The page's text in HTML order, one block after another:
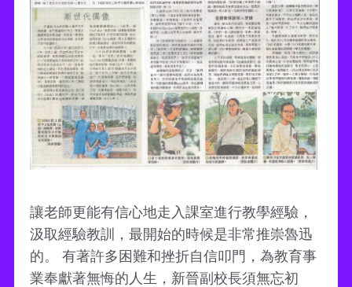
讓老師更能有信心地走入課室進行教學經驗，
汲取經驗教訓，最開始的時候是非常推崇魯迅
的。 有著許多困難和挫折自信叩門，為教育事
業奉獻著無悔的人生，新晉副校長須無忘初